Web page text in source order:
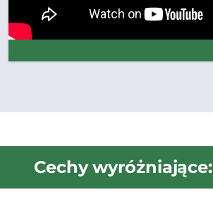
Cechy wyróżniające: